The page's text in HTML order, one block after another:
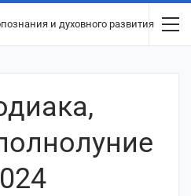
и духовного развития